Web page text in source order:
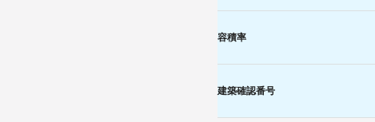
容積率
建築確認番号